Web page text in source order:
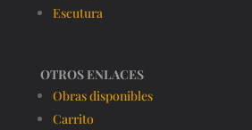
Escutura
OTROS ENLACES
Obras disponibles
Carrito